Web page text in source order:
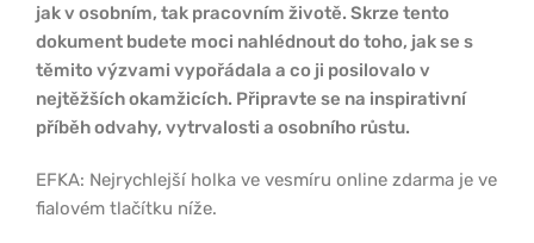
jak v osobním, tak pracovním životě. Skrze tento
dokument budete moci nahlédnout do toho, jak se s
těmito výzvami vypořádala a co ji posilovalo v
nejtěžších okamžicích. Připravte se na inspirativní
příběh odvahy, vytrvalosti a osobního růstu.
EFKA: Nejrychlejší holka ve vesmíru online zdarma je ve
fialovém tlačítku níže.